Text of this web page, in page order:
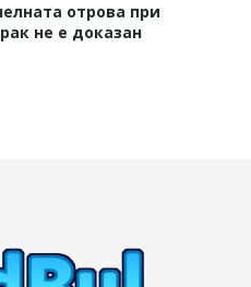
отрова при
не е доказан